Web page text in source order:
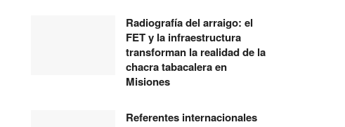
Radiografía del arraigo: el
FET y la infraestructura
transforman la realidad de la
chacra tabacalera en
Misiones
Referentes internacionales